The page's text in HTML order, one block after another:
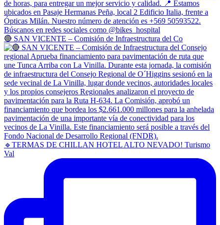
🔴 SAN VICENTE – Comisión de Infraestructura del Co
🔹TERMAS DE CHILLAN HOTEL ALTO NEVADO! Turismo
Val